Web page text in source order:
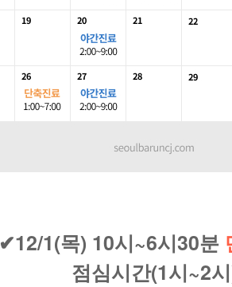
✔12/1(목) 10시~6시30분
점심시간(1시~2